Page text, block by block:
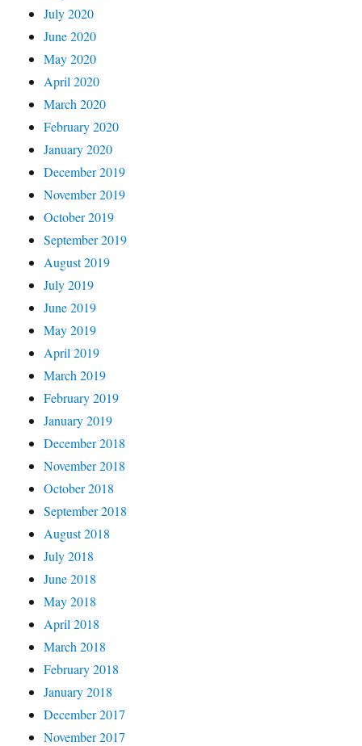
July 2020
June 2020
May 2020
April 2020
March 2020
February 2020
January 2020
December 2019
November 2019
October 2019
September 2019
August 2019
July 2019
June 2019
May 2019
April 2019
March 2019
February 2019
January 2019
December 2018
November 2018
October 2018
September 2018
August 2018
July 2018
June 2018
May 2018
April 2018
March 2018
February 2018
January 2018
December 2017
November 2017